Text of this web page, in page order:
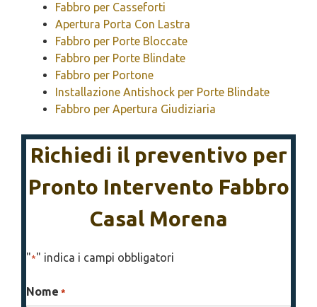
Fabbro per Casseforti
Apertura Porta Con Lastra
Fabbro per Porte Bloccate
Fabbro per Porte Blindate
Fabbro per Portone
Installazione Antishock per Porte Blindate
Fabbro per Apertura Giudiziaria
Richiedi il preventivo per
Pronto Intervento Fabbro
Casal Morena
"*" indica i campi obbligatori
Nome *